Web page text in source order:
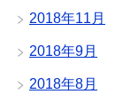
2018年11月
2018年9月
2018年8月